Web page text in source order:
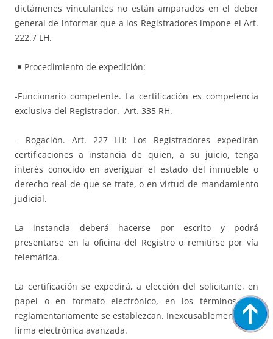
dictámenes vinculantes no están amparados en el deber
general de informar que a los Registradores impone el Art.
222.7 LH.
Procedimiento de expedición:
-Funcionario competente. La certificación es competencia
exclusiva del Registrador. Art. 335 RH.
– Rogación. Art. 227 LH: Los Registradores expedirán
certificaciones a instancia de quien, a su juicio, tenga
interés conocido en averiguar el estado del inmueble o
derecho real de que se trate, o en virtud de mandamiento
judicial.
La instancia deberá hacerse por escrito y podrá
presentarse en la oficina del Registro o remitirse por vía
telemática.
La certificación se expedirá, a elección del solicitante, en
papel o en formato electrónico, en los términos que
reglamentariamente se establezcan. Inexcusablemente con
firma electrónica avanzada.